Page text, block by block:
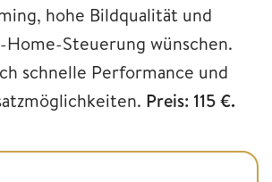
hohe Bildqualität und
Steuerung wünschen.
schnelle Performance und
Preis: 115 €.